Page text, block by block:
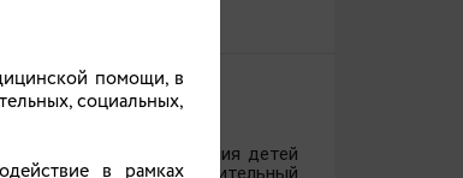
лагеря
отдыха и оздоровления детей
и детский оздоровительный
помощи, в
социальных,
в рамках